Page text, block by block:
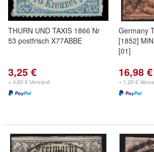
THURN UND TAXIS 1866 Nr
53 postfrisch X77ABBE
3,25 €
+ 4,60 € Versand
Germany
[1852]
[01]
16,98 €
+ 1,20 €